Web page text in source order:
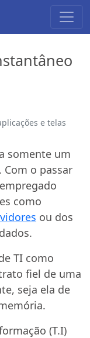
e telas
somente um
o passar
como
ou dos
TI como
fiel de uma
seja ela de
(T.I)